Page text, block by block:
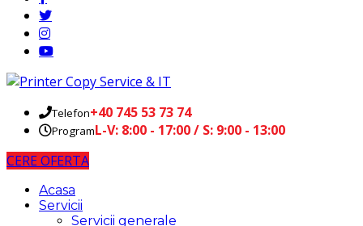
Telefon+40 745 53 73 74
ProgramL-V: 8:00 - 17:00 / S: 9:00 - 13:00
CERE OFERTA
Acasa
Servicii
Servicii generale